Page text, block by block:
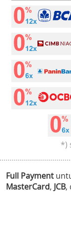
*)
Full Payment
MasterCard, JCB,